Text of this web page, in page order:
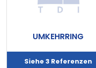
UMKEHRRING
Siehe 3 Referenzen